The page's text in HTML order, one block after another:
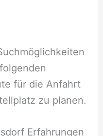
für die Anfahrt
zu planen.
Erfahrungen